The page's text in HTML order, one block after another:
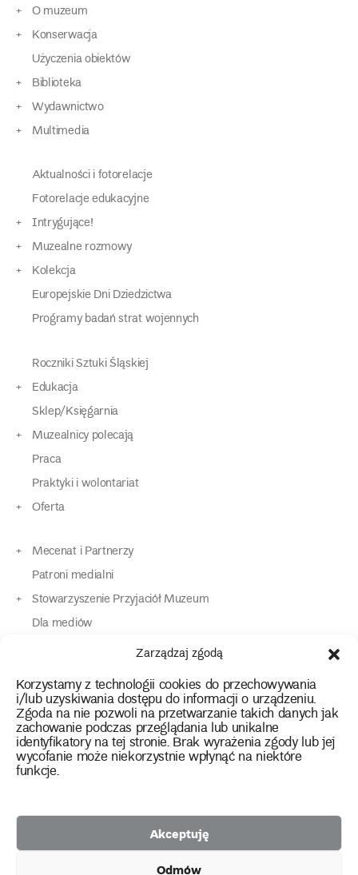
Zarządzaj zgodą
Korzystamy z technologii cookies do przechowywania
i/lub uzyskiwania dostępu do informacji o urządzeniu.
Zgoda na nie pozwoli na przetwarzanie takich danych jak
zachowanie podczas przeglądania lub unikalne
identyfikatory na tej stronie. Brak wyrażenia zgody lub jej
wycofanie może niekorzystnie wpłynąć na niektóre
funkcje.
Akceptuję
Odmów
O muzeum
Konserwacja
Użyczenia obiektów
Biblioteka
Wydawnictwo
Multimedia
Aktualności i fotorelacje
Fotorelacje edukacyjne
Intrygujące!
Muzealne rozmowy
Kolekcja
Europejskie Dni Dziedzictwa
Programy badań strat wojennych
Roczniki Sztuki Śląskiej
Edukacja
Sklep/Księgarnia
Muzealnicy polecają
Praca
Praktyki i wolontariat
Oferta
Mecenat i Partnerzy
Patroni medialni
Stowarzyszenie Przyjaciół Muzeum
Dla mediów
Dla osób o specjalnych potrzebach
Kontakt
instagram
twitterfacebookyoutube
tiktok
2026 Copyright by Muzeum Narodowe we Wrocławiu
Polityka prywatności